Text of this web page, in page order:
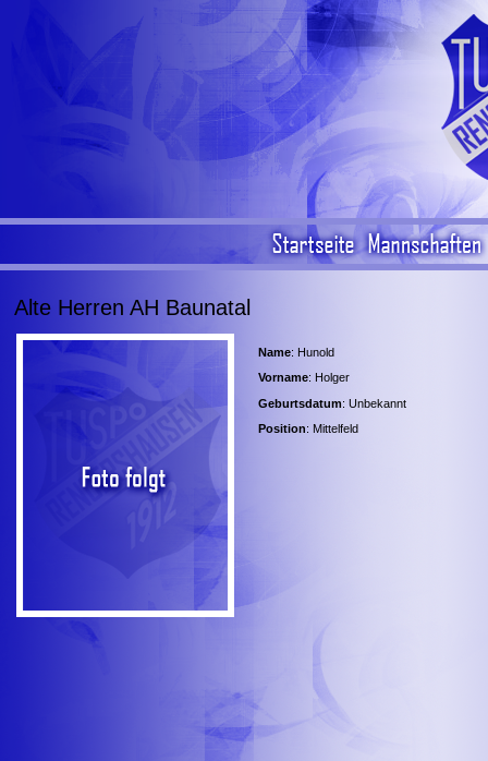
Alte Herren AH Baunatal
Name: Hunold
Vorname: Holger
Geburtsdatum: Unbekannt
Position: Mittelfeld